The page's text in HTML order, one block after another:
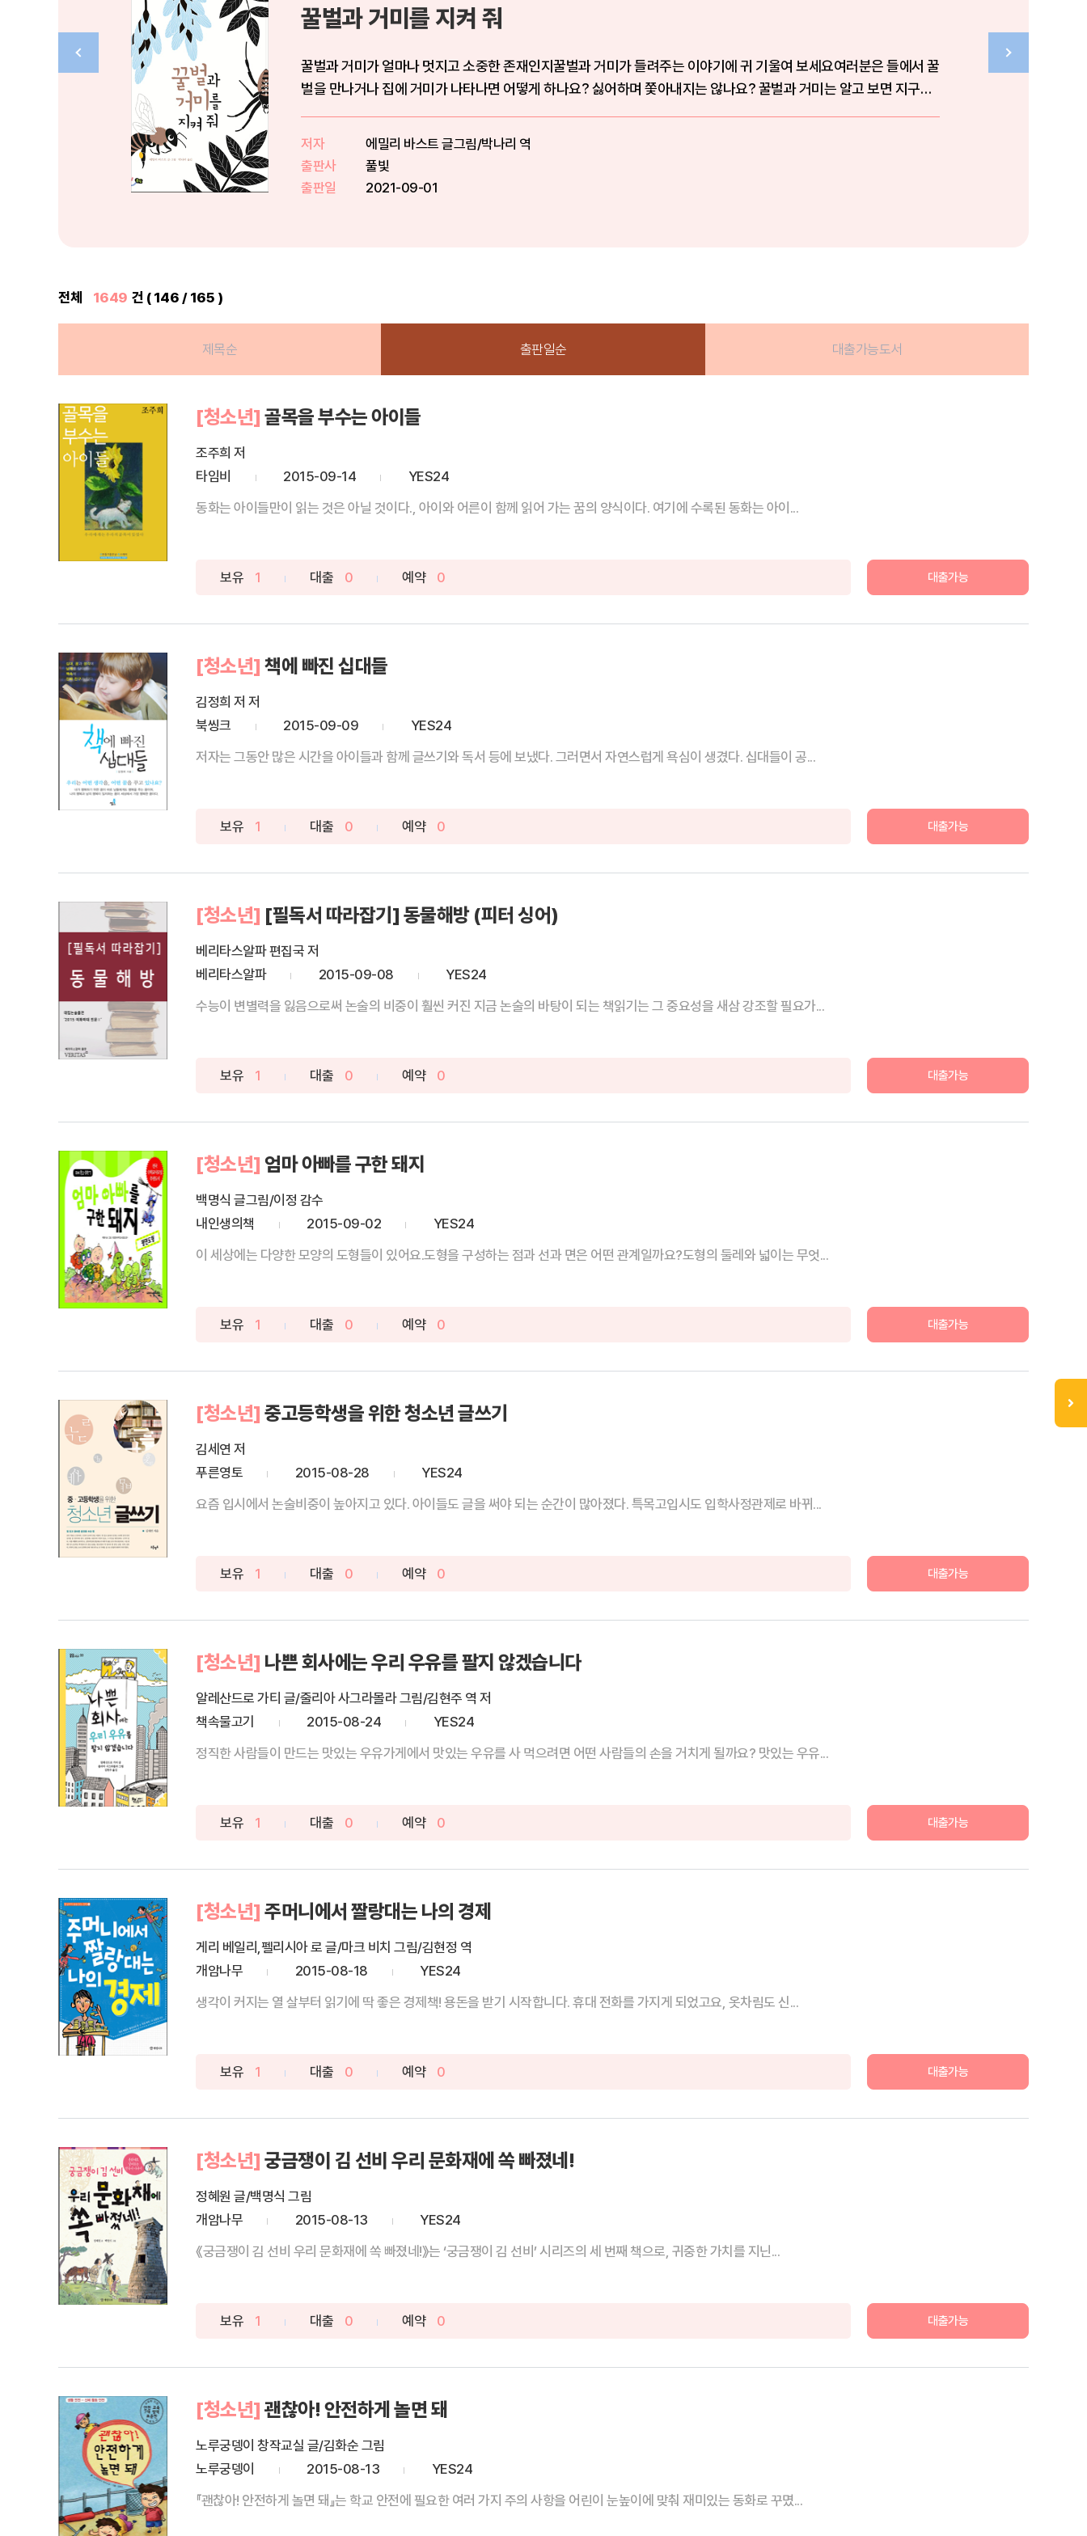
꿀벌과 거미를 지켜 줘
꿀벌과 거미가 얼마나 멋지고 소중한 존재인지꿀벌과 거미가 들려주는 이야기에 귀 기울여 보세요여러분은 들에서 꿀
벌을 만나거나 집에 거미가 나타나면 어떻게 하나요? 싫어하며 쫓아내지는 않나요? 꿀벌과 거미는 알고 보면 지구는
저자
에밀리 바스트 글그림/박나리 역
출판사
풀빛
출판일
2021-09-01
전체 1649 건 ( 146 / 165 )
제목순 출판일순 대출가능도서
[청소년] 골목을 부수는 아이들
조주희 저
타임비
2015-09-14
YES24
동화는 아이들만이 읽는 것은 아닐 것이다., 아이와 어른이 함께 읽어 가는 꿈의 양식이다. 여기에 수록된 동화는 아이...
보유 1 대출 0 예약 0 대출가능
[청소년] 책에 빠진 십대들
김정희 저 저
북씽크
2015-09-09
YES24
저자는 그동안 많은 시간을 아이들과 함께 글쓰기와 독서 등에 보냈다. 그러면서 자연스럽게 욕심이 생겼다. 십대들이 공...
보유 1 대출 0 예약 0 대출가능
[청소년] [필독서 따라잡기] 동물해방 (피터 싱어)
베리타스알파 편집국 저
베리타스알파
2015-09-08
YES24
수능이 변별력을 잃음으로써 논술의 비중이 훨씬 커진 지금 논술의 바탕이 되는 책읽기는 그 중요성을 새삼 강조할 필요가...
보유 1 대출 0 예약 0 대출가능
[청소년] 엄마 아빠를 구한 돼지
백명식 글그림/이정 감수
내인생의책
2015-09-02
YES24
이 세상에는 다양한 모양의 도형들이 있어요.도형을 구성하는 점과 선과 면은 어떤 관계일까요?도형의 둘레와 넓이는 무엇...
보유 1 대출 0 예약 0 대출가능
[청소년] 중고등학생을 위한 청소년 글쓰기
김세연 저
푸른영토
2015-08-28
YES24
요즘 입시에서 논술비중이 높아지고 있다. 아이들도 글을 써야 되는 순간이 많아졌다. 특목고입시도 입학사정관제로 바뀌...
보유 1 대출 0 예약 0 대출가능
[청소년] 나쁜 회사에는 우리 우유를 팔지 않겠습니다
알레산드로 가티 글/줄리아 사그라몰라 그림/김현주 역 저
책속물고기
2015-08-24
YES24
정직한 사람들이 만드는 맛있는 우유가게에서 맛있는 우유를 사 먹으려면 어떤 사람들의 손을 거치게 될까요? 맛있는 우유...
보유 1 대출 0 예약 0 대출가능
[청소년] 주머니에서 짤랑대는 나의 경제
게리 베일리,펠리시아 로 글/마크 비치 그림/김현정 역
개암나무
2015-08-18
YES24
생각이 커지는 열 살부터 읽기에 딱 좋은 경제책! 용돈을 받기 시작합니다. 휴대 전화를 가지게 되었고요, 옷차림도 신...
보유 1 대출 0 예약 0 대출가능
[청소년] 궁금쟁이 김 선비 우리 문화재에 쏙 빠졌네!
정혜원 글/백명식 그림
개암나무
2015-08-13
YES24
《궁금쟁이 김 선비 우리 문화재에 쏙 빠졌네!》는 ‘궁금쟁이 김 선비’ 시리즈의 세 번째 책으로, 귀중한 가치를 지닌...
보유 1 대출 0 예약 0 대출가능
[청소년] 괜찮아! 안전하게 놀면 돼
노루궁뎅이 창작교실 글/김화순 그림
노루궁뎅이
2015-08-13
YES24
『괜찮아! 안전하게 놀면 돼』는 학교 안전에 필요한 여러 가지 주의 사항을 어린이 눈높이에 맞춰 재미있는 동화로 꾸몄...